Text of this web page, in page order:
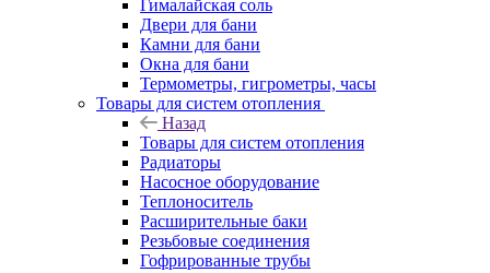
Гималайская соль
Двери для бани
Камни для бани
Окна для бани
Термометры, гигрометры, часы
Товары для систем отопления
Назад
Товары для систем отопления
Радиаторы
Насосное оборудование
Теплоноситель
Расширительные баки
Резьбовые соединения
Гофрированные трубы